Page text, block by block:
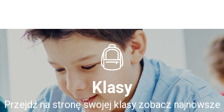
Klasy
Przejdź na stronę swojej klasy zobacz najnowsze